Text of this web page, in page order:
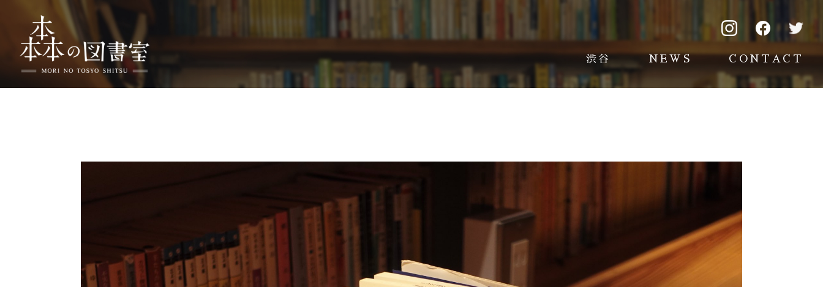
渋谷 NEWS CONTACT